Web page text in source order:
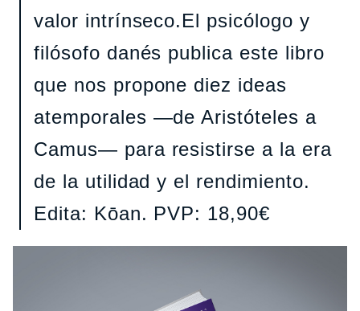
valor intrínseco.El psicólogo y
filósofo danés publica este libro
que nos propone diez ideas
atemporales —de Aristóteles a
Camus— para resistirse a la era
de la utilidad y el rendimiento.
Edita: Kōan. PVP: 18,90€